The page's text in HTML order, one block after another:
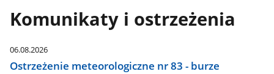
Komunikaty i ostrzeżenia
06.08.2026
Ostrzeżenie meteorologiczne nr 83 - burze